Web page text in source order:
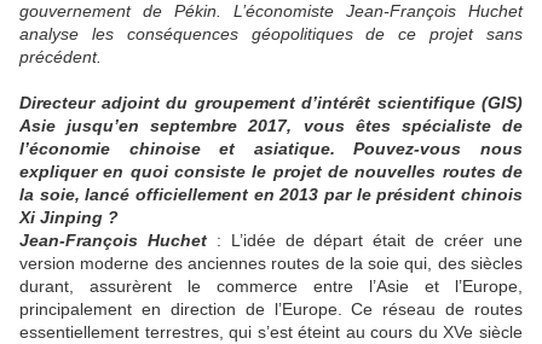
gouvernement de Pékin. L’économiste Jean-François Huchet
analyse les conséquences géopolitiques de ce projet sans
précédent.
Directeur adjoint du groupement d’intérêt scientifique (GIS)
Asie jusqu’en septembre 2017, vous êtes spécialiste de
l’économie chinoise et asiatique. Pouvez-vous nous
expliquer en quoi consiste le projet de nouvelles routes de
la soie, lancé officiellement en 2013 par le président chinois
Xi Jinping ?
Jean-François Huchet: L’idée de départ était de créer une
version moderne des anciennes routes de la soie qui, des siècles
durant, assurèrent le commerce entre l’Asie et l’Europe,
principalement en direction de l’Europe. Ce réseau de routes
essentiellement terrestres, qui s’est éteint au cours du XVe siècle